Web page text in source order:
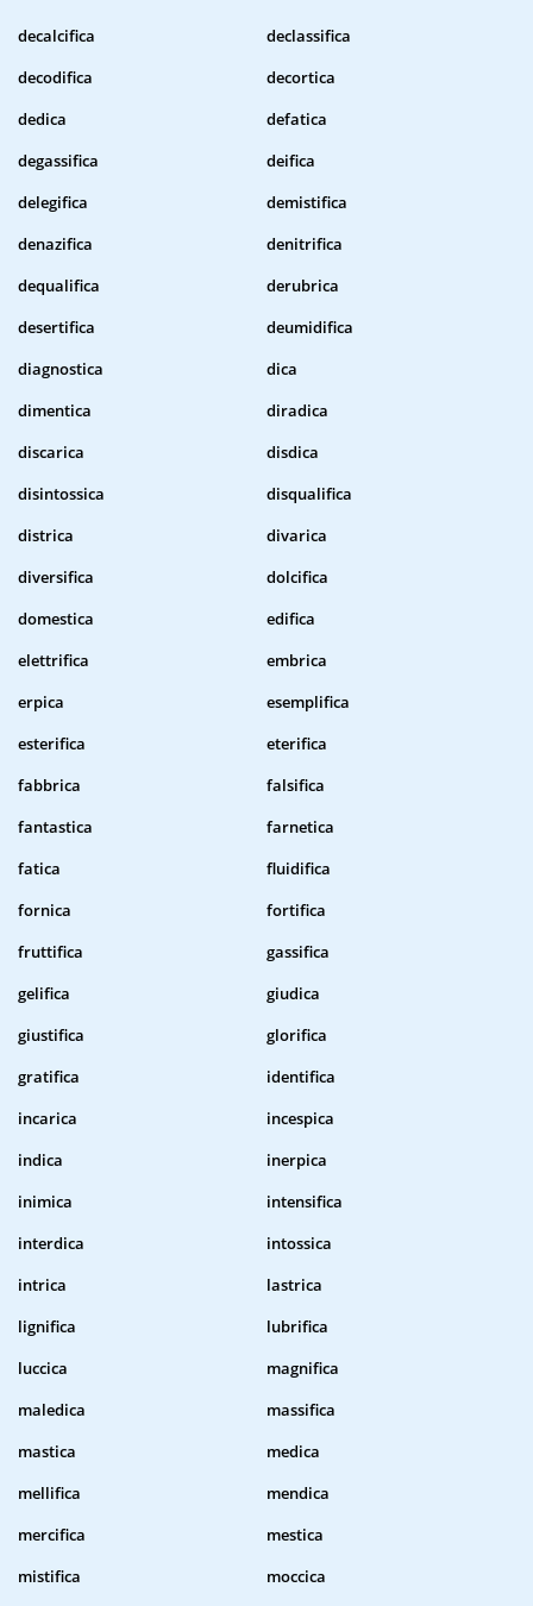
decalcifica
declassifica
decodifica
decortica
dedica
defatica
degassifica
deifica
delegifica
demistifica
denazifica
denitrifica
dequalifica
derubrica
desertifica
deumidifica
diagnostica
dica
dimentica
diradica
discarica
disdica
disintossica
disqualifica
districa
divarica
diversifica
dolcifica
domestica
edifica
elettrifica
embrica
erpica
esemplifica
esterifica
eterifica
fabbrica
falsifica
fantastica
farnetica
fatica
fluidifica
fornica
fortifica
fruttifica
gassifica
gelifica
giudica
giustifica
glorifica
gratifica
identifica
incarica
incespica
indica
inerpica
inimica
intensifica
interdica
intossica
intrica
lastrica
lignifica
lubrifica
luccica
magnifica
maledica
massifica
mastica
medica
mellifica
mendica
mercifica
mestica
mistifica
moccica